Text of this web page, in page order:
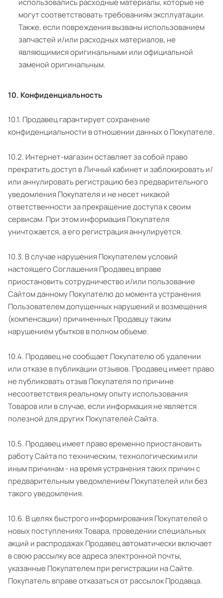
могут соответствовать требованиям эксплуатации.
Также, если повреждения вызваны использованием
запчастей и/или расходных материалов, не
являющимися оригинальными или официальной
заменой оригинальным.
10. Конфиденциальность
10.1. Продавец гарантирует сохранение
конфиденциальности в отношении данных о Покупателе.
10.2. Интернет-магазин оставляет за собой право
прекратить доступ в Личный кабинет и заблокировать и/
или аннулировать регистрацию без предварительного
уведомления Покупателя и не несет никакой
ответственности за прекращение доступа к своим
сервисам. При этом информация Покупателя
уничтожается, а его регистрация аннулируется.
10.3. В случае нарушения Покупателем условий
настоящего Соглашения Продавец вправе
приостановить сотрудничество и/или пользование
Сайтом данному Покупателю до момента устранения
Пользователем допущенных нарушений и возмещения
(компенсации) причиненных Продавцу таким
нарушением убытков в полном объеме.
10.4. Продавец не сообщает Покупателю об удалении
или отказе в публикации отзывов. Продавец имеет право
не публиковать отзыв Покупателя по причине
несоответствия реальному опыту использования
Товаров или в случае, если информация не является
полезной для других Покупателей Сайта.
10.5. Продавец имеет право временно приостановить
работу Сайта по техническим, технологическим или
иным причинам - на время устранения таких причин с
предварительным уведомлением Покупателей или без
такого уведомления.
10.6. В целях быстрого информирования Покупателей о
новых поступлениях Товара, проведении специальных
акций и распродажах Продавец автоматически включает
в свою рассылку все адреса электронной почты,
указанные Покупателем при регистрации на Сайте.
Покупатель вправе отказаться от рассылок Продавца.